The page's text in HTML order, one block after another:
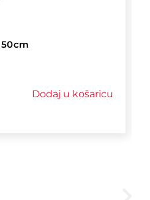
Dodaj u košaricu